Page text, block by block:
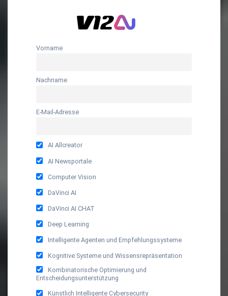
Vorname
Nachname
E-Mail-Adresse
AI Allcreator
AI Newsportale
Computer Vision
DaVinci AI
DaVinci AI CHAT
Deep Learning
Intelligente Agenten und Empfehlungssysteme
Kognitive Systeme und Wissensrepräsentation
Kombinatorische Optimierung und
Entscheidungsunterstützung
Künstlich Intelligente Cybersecurity